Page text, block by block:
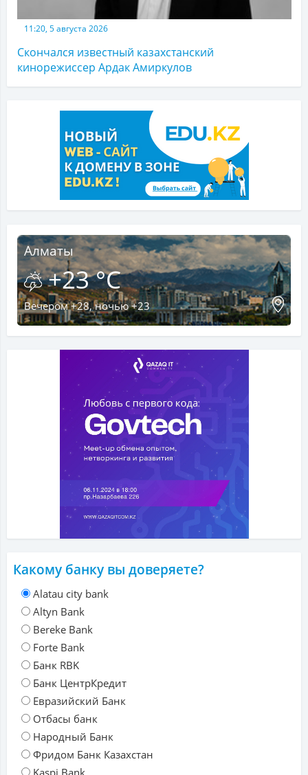
11:20, 5 августа 2026
Скончался известный казахстанский
кинорежиссер Ардак Амиркулов
Алматы
+23 °C
Вечером +28, ночью +23
Какому банку вы доверяете?
Alatau city bank
Altyn Bank
Bereke Bank
Forte Bank
Банк RBK
Банк ЦентрКредит
Евразийский Банк
Отбасы банк
Народный Банк
Фридом Банк Казахстан
Kaspi Bank